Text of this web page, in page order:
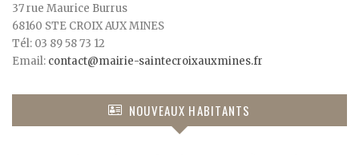
37 rue Maurice Burrus
68160 STE CROIX AUX MINES
Tél: 03 89 58 73 12
Email: contact@mairie-saintecroixauxmines.fr
NOUVEAUX HABITANTS